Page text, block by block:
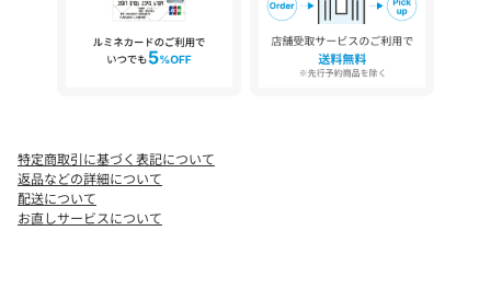
※シューズの重量は、シューズ本体のみ両足の重量となります。
箱や付属品は計測に含まれません。
※商品に不良が無い場合、包装紙および箱の破損がございまして
も発送いたします。あらかじめご了承ください。
下記の品名/品番をお申し付けください。
品名：UA 2LINE MULE60 品番：17316000033
特定商取引に基づく表記について
返品などの詳細について
配送について
お直しサービスについて